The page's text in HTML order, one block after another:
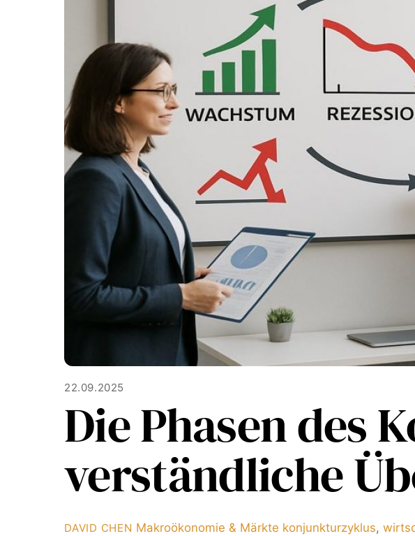
22.09.2025
Die Phasen des
verständliche
DAVID CHEN Makroökonomie & Märkte konjunkturzyklus,